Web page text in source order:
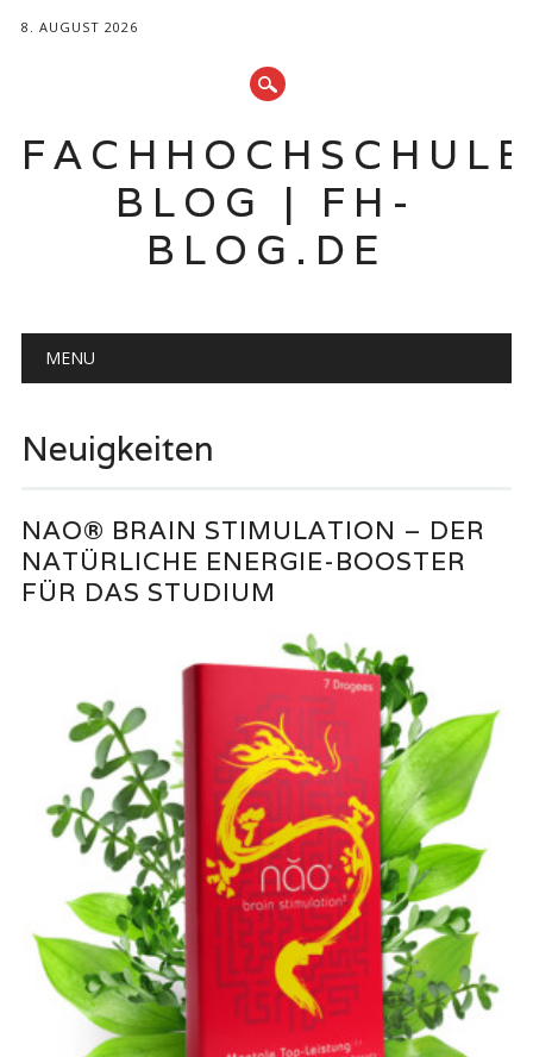
8. AUGUST 2026
BLOG | FH-
BLOG.DE
Hauptmenü
MENU
Neuigkeiten
NAO® BRAIN STIMULATION – DER
NATÜRLICHE ENERGIE-BOOSTER
FÜR DAS STUDIUM